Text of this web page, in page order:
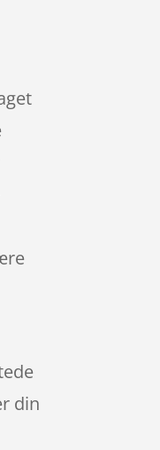
din